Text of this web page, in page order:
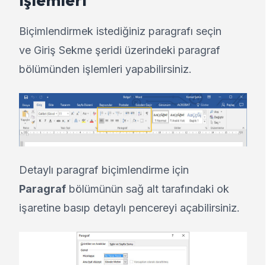
Biçimlendirmek istediğiniz paragrafı seçin
ve Giriş Sekme şeridi üzerindeki paragraf
bölümünden işlemleri yapabilirsiniz.
Detaylı paragraf biçimlendirme için
Paragraf bölümünün sağ alt tarafındaki ok
işaretine basıp detaylı pencereyi açabilirsiniz.